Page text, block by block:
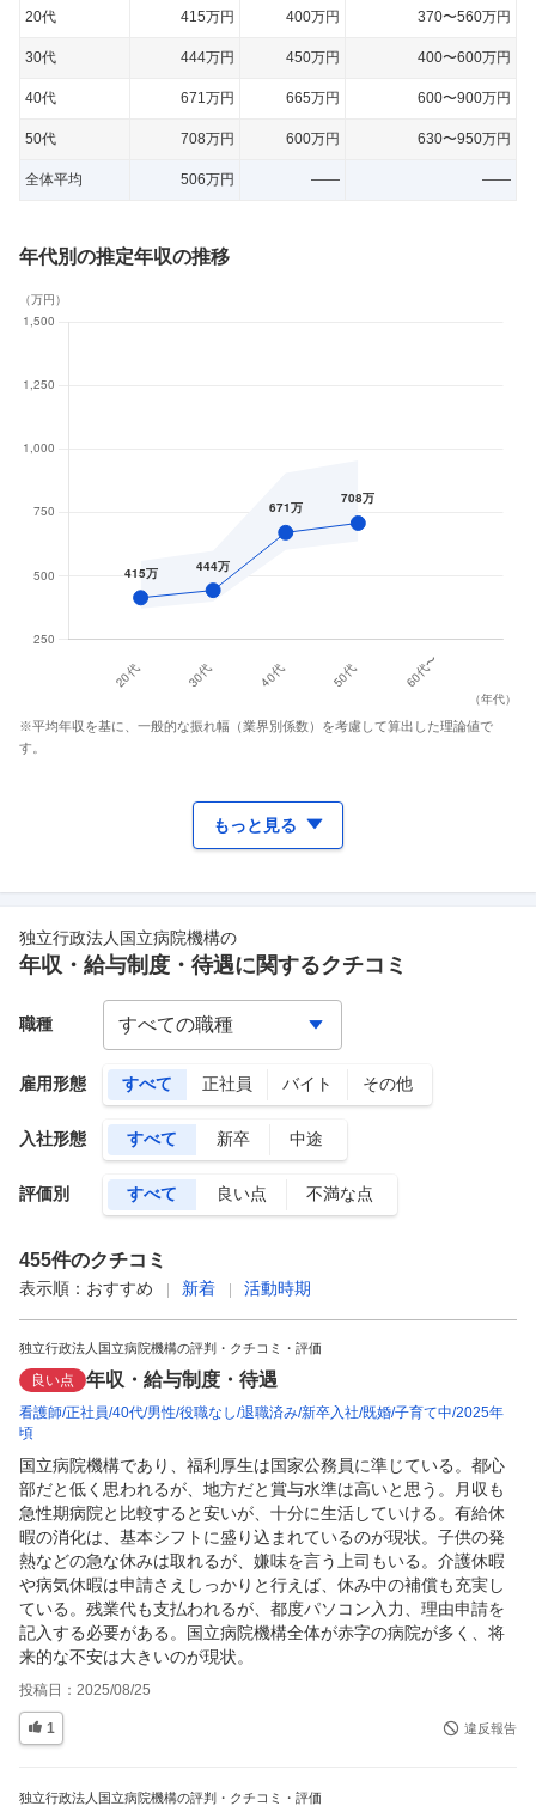
20代 415万円 400万円 370〜560万円
30代 444万円 450万円 400〜600万円
40代 671万円 665万円 600〜900万円
50代 708万円 600万円 630〜950万円
全体平均 506万円 —— ——
年代別の推定年収の推移
（万円）
（年代）
※平均年収を基に、一般的な振れ幅（業界別係数）を考慮して算出した理論値で
す。
もっと見る
独立行政法人国立病院機構の
年収・給与制度・待遇に関するクチコミ
雇用形態 すべて 正社員 バイト その他
入社形態 すべて 新卒 中途
評価別 すべて 良い点 不満な点
職種
455件のクチコミ
表示順： おすすめ 新着 活動時期
独立行政法人国立病院機構の評判・クチコミ・評価
良い点 年収・給与制度・待遇
看護師 正社員 40代 男性 役職なし 退職済み 新卒入社 既婚 子育て中 2025年
頃
国立病院機構であり、福利厚生は国家公務員に準じている。都心
部だと低く思われるが、地方だと賞与水準は高いと思う。月収も
急性期病院と比較すると安いが、十分に生活していける。有給休
暇の消化は、基本シフトに盛り込まれているのが現状。子供の発
熱などの急な休みは取れるが、嫌味を言う上司もいる。介護休暇
や病気休暇は申請さえしっかりと行えば、休み中の補償も充実し
ている。残業代も支払われるが、都度パソコン入力、理由申請を
記入する必要がある。国立病院機構全体が赤字の病院が多く、将
来的な不安は大きいのが現状。
投稿日： 2025/08/25
1 違反報告
独立行政法人国立病院機構の評判・クチコミ・評価